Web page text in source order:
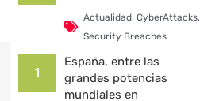
Actualidad, CyberAttacks,
Security Breaches
1
España, entre las
grandes potencias
mundiales en